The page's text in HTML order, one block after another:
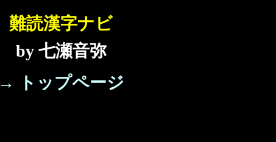
難読漢字ナビ
by 七瀬音弥
→ トップページ